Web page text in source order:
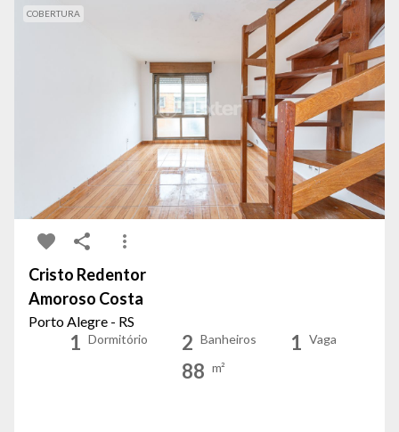
COBERTURA
Cristo Redentor
Amoroso Costa
Porto Alegre - RS
1 Dormitório 2 Banheiros 1 Vaga
88 m²